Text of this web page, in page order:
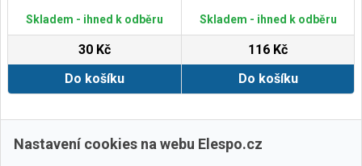
Skladem - ihned k odběru
30 Kč
Do košíku
Skladem - ihned k odběru
116 Kč
Do košíku
Zobrazit další
Nastavení cookies na webu Elespo.cz